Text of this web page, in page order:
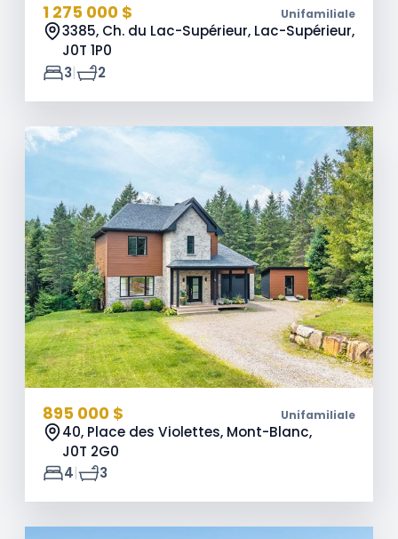
1 275 000 $ Unifamiliale
3385, Ch. du Lac-Supérieur, Lac-Supérieur,
J0T 1P0
3| 2
895 000 $ Unifamiliale
40, Place des Violettes, Mont-Blanc,
J0T 2G0
4| 3